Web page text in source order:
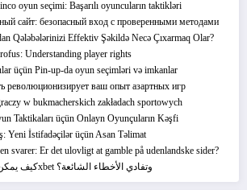
oyun seçimi: Başarılı oyuncuların taktikləri
сайт: безопасный вход с проверенными методами
Qələbələrinizi Effektiv Şəkildə Necə Çıxarmaq Olar?
Understanding player rights
üçün Pin-up-da oyun seçimləri və imkanlar
революционизирует ваш опыт азартных игр
w bukmacherskich zakładach sportowych
Taktikaları üçün Onlayn Oyunçuların Kəşfi
Yeni İstifadəçilər üçün Asan Təlimat
svarer: Er det ulovligt at gamble på udenlandske sider?
كيف يمكن المراهنة على 1xbet وتفادي الأخطاء الشائعة؟